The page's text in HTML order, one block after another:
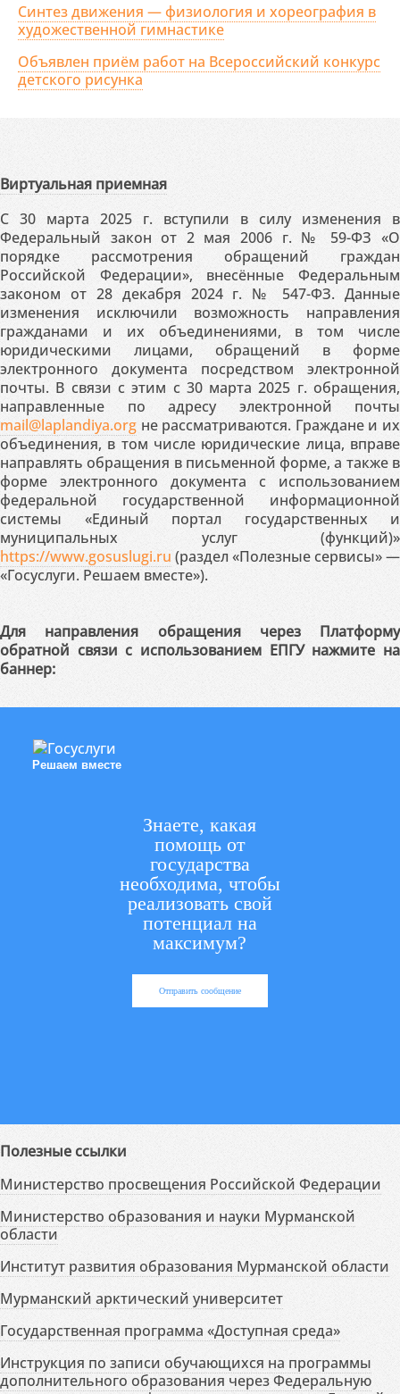
Синтез движения — физиология и хореография в
художественной гимнастике
Объявлен приём работ на Всероссийский конкурс
детского рисунка
Виртуальная приемная
С 30 марта 2025 г. вступили в силу изменения в
Федеральный закон от 2 мая 2006 г. № 59-ФЗ «О
порядке рассмотрения обращений граждан
Российской Федерации», внесённые Федеральным
законом от 28 декабря 2024 г. № 547-ФЗ. Данные
изменения исключили возможность направления
гражданами и их объединениями, в том числе
юридическими лицами, обращений в форме
электронного документа посредством электронной
почты. В связи с этим с 30 марта 2025 г. обращения,
направленные по адресу электронной почты
mail@laplandiya.org не рассматриваются. Граждане и их
объединения, в том числе юридические лица, вправе
направлять обращения в письменной форме, а также в
форме электронного документа с использованием
федеральной государственной информационной
системы «Единый портал государственных и
муниципальных услуг (функций)»
https://www.gosuslugi.ru (раздел «Полезные сервисы» —
«Госуслуги. Решаем вместе»).
Для направления обращения через Платформу
обратной связи с использованием ЕПГУ нажмите на
баннер:
Решаем вместе
Знаете, какая
помощь от
государства
необходима, чтобы
реализовать свой
потенциал на
максимум?
Отправить сообщение
Полезные ссылки
Министерство просвещения Российской Федерации
Министерство образования и науки Мурманской
области
Институт развития образования Мурманской области
Мурманский арктический университет
Государственная программа «Доступная среда»
Инструкция по записи обучающихся на программы
дополнительного образования через Федеральную